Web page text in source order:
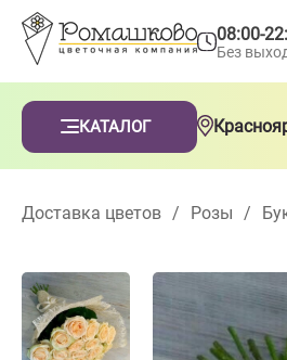
08:00-
Без
КАТАЛОГ
Доставка цветов / Розы /